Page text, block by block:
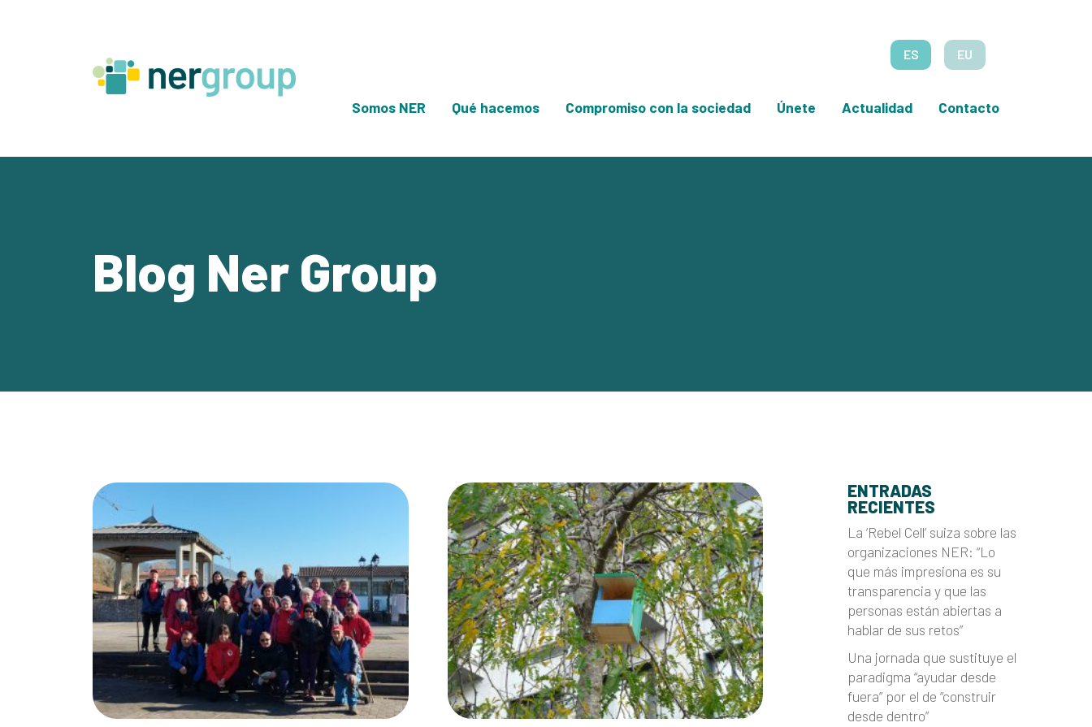
ES EU
Somos NER Qué hacemos Compromiso con la sociedad Únete Actualidad Contacto
Blog Ner Group
ENTRADAS
RECIENTES
La ‘Rebel Cell’ suiza sobre las
organizaciones NER: “Lo
que más impresiona es su
transparencia y que las
personas están abiertas a
hablar de sus retos”
Una jornada que sustituye el
paradigma “ayudar desde
fuera” por el de “construir
desde dentro”